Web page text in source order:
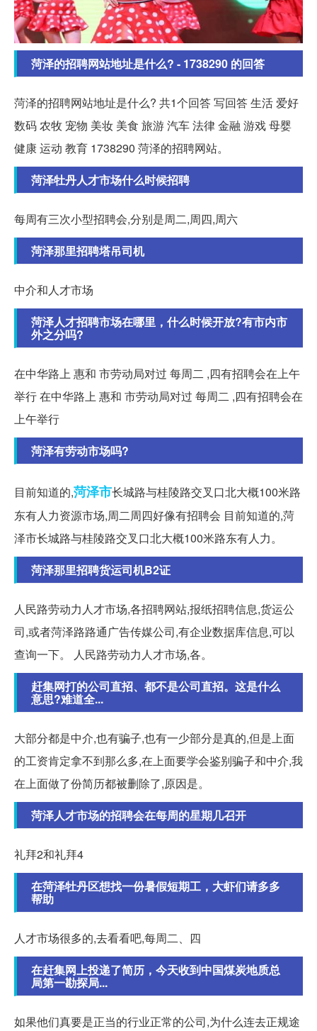
菏泽的招聘网站地址是什么? - 1738290 的回答
菏泽的招聘网站地址是什么? 共1个回答 写回答 生活 爱好
数码 农牧 宠物 美妆 美食 旅游 汽车 法律 金融 游戏 母婴
健康 运动 教育 1738290 菏泽的招聘网站。
菏泽牡丹人才市场什么时候招聘
每周有三次小型招聘会,分别是周二,周四,周六
菏泽那里招聘塔吊司机
中介和人才市场
菏泽人才招聘市场在哪里，什么时候开放?有市内市
外之分吗?
在中华路上 惠和 市劳动局对过 每周二 ,四有招聘会在上午
举行 在中华路上 惠和 市劳动局对过 每周二 ,四有招聘会在
上午举行
菏泽有劳动市场吗?
目前知道的,菏泽市长城路与桂陵路交叉口北大概100米路
东有人力资源市场,周二周四好像有招聘会 目前知道的,菏
泽市长城路与桂陵路交叉口北大概100米路东有人力。
菏泽那里招聘货运司机B2证
人民路劳动力人才市场,各招聘网站,报纸招聘信息,货运公
司,或者菏泽路路通广告传媒公司,有企业数据库信息,可以
查询一下。 人民路劳动力人才市场,各。
赶集网打的公司直招、都不是公司直招。这是什么
意思?难道全...
大部分都是中介,也有骗子,也有一少部分是真的,但是上面
的工资肯定拿不到那么多,在上面要学会鉴别骗子和中介,我
在上面做了份简历都被删除了,原因是。
菏泽人才市场的招聘会在每周的星期几召开
礼拜2和礼拜4
在菏泽牡丹区想找一份暑假短期工，大虾们请多多
帮助
人才市场很多的,去看看吧,每周二、四
在赶集网上投递了简历，今天收到中国煤炭地质总
局第一勘探局...
如果他们真要是正当的行业正常的公司,为什么连去正规途